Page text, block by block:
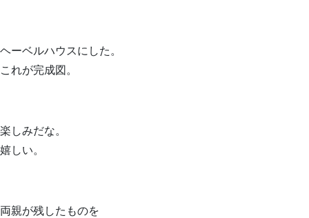
ヘーベルハウスにした。
これが完成図。
楽しみだな。
嬉しい。
両親が残したものを